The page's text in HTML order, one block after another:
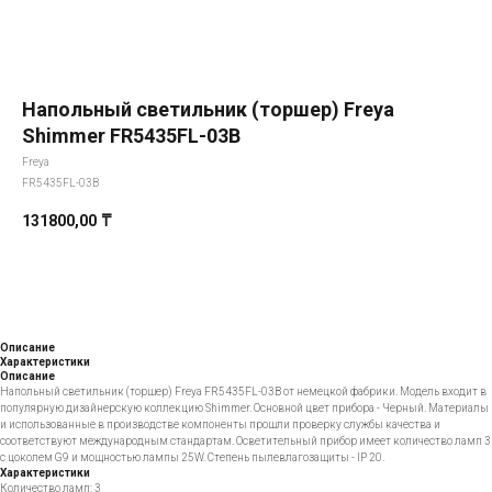
Напольный светильник (торшер) Freya
Shimmer FR5435FL-03B
Freya
FR5435FL-03B
131800,00 ₸
Описание
Характеристики
Описание
Напольный светильник (торшер) Freya FR5435FL-03B от немецкой фабрики. Модель входит в
популярную дизайнерскую коллекцию Shimmer. Основной цвет прибора - Черный. Материалы
и использованные в производстве компоненты прошли проверку службы качества и
соответствуют международным стандартам. Осветительный прибор имеет количество ламп 3
с цоколем G9 и мощностью лампы 25W. Степень пылевлагозащиты - IP 20.
Характеристики
Количество ламп: 3